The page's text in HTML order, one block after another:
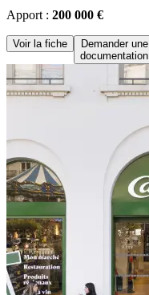
Apport : 200 000 €
Voir la fiche
Demander une
documentation